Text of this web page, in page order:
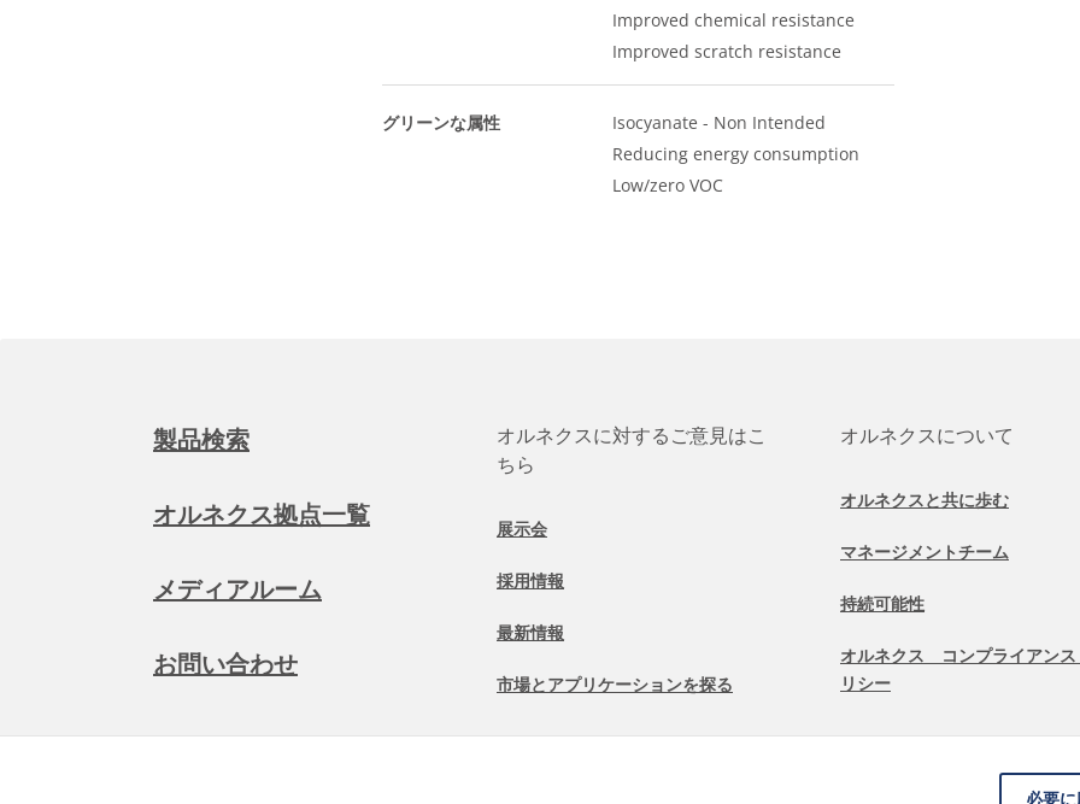
必要
Improved chemical resistance
Improved scratch resistance
グリーンな属性
Isocyanate - Non Intended
Reducing energy consumption
Low/zero VOC
製品検索
オルネクス拠点一覧
メディアルーム
お問い合わせ
オルネクスに対するご意見はこ
ちら
展示会
採用情報
最新情報
市場とアプリケーションを探る
オルネクスについて
オルネクスと共に歩む
マネージメントチーム
持続可能性
オルネクス コンプライアン
リシー